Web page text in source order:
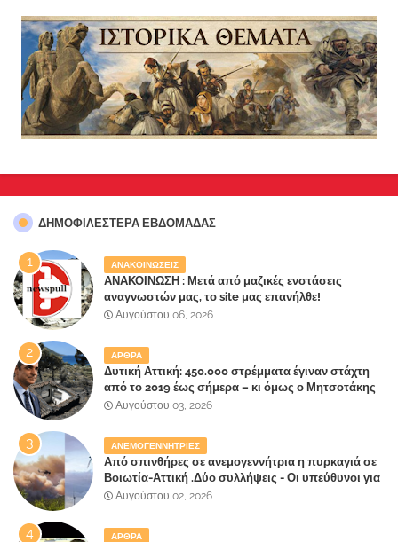
ΔΗΜΟΦΙΛΈΣΤΕΡΑ ΕΒΔΟΜΆΔΑΣ
ΑΝΑΚΟΙΝΩΣΕΙΣ
ΑΝΑΚΟΙΝΩΣΗ : Μετά από μαζικές ενστάσεις
αναγνωστών μας, το site μας επανήλθε!
Αυγούστου 06, 2026
ΑΡΘΡΑ
Δυτική Αττική: 450.000 στρέμματα έγιναν στάχτη
από το 2019 έως σήμερα – κι όμως ο Μητσοτάκης
έλαβε 40% και 45% στις εκλογές του 2023,ενώ 50%
Αυγούστου 03, 2026
ΑΝΕΜΟΓΕΝΝΗΤΡΙΕΣ
Από σπινθήρες σε ανεμογεννήτρια η πυρκαγιά σε
Βοιωτία-Αττική .Δύο συλλήψεις - Οι υπεύθυνοι για
την λάθος διαχείριση της κατάσβεσης θα
Αυγούστου 02, 2026
ΑΡΘΡΑ